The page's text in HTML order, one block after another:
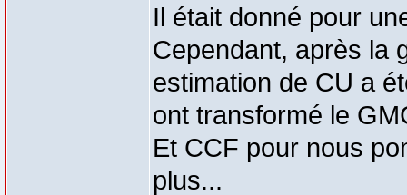
Il était donné pour
Cependant, après la
estimation de CU a
ont transformé le
Et CCF pour nous
plus...